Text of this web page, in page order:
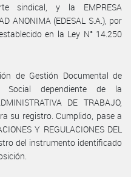
sindical, y la EMPRESA
ANONIMA (EDESAL S.A.), por
en la Ley N° 14.250
de Gestión Documental de
Social dependiente de la
DE TRABAJO,
su registro. Cumplido, pase a
Y REGULACIONES DEL
del instrumento identificado